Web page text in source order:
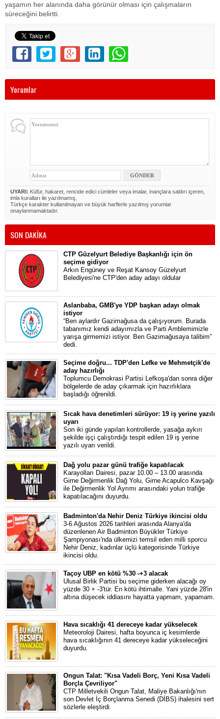
yaşamın her alanında daha görünür olması için çalışmaların
süreceğini belirtti.
Yorumlar
UYARI: Küfür, hakaret, rencide edici cümleler veya imalar, inançlara saldırı içeren,
imla kuralları ile yazılmamış,
Türkçe karakter kullanılmayan ve büyük harflerle yazılmış yorumlar
onaylanmamaktadır.
SON DAKİKA
CTP Güzelyurt Belediye Başkanlığı için ön
seçime gidiyor
Arkın Engüney ve Reşat Kansoy Güzelyurt
Belediyesi'ne CTP'den aday adayı oldular
Aslanbaba, GMB'ye YDP başkan adayı olmak
istiyor
“Ben aylardır Gazimağusa da çalışıyorum. Burada
tabanımız kendi adayımızla ve Parti Amblemimizle
yarışa girmemizi istiyor. Ben Gazimağusaya talibim”
dedi.
Seçime doğru... TDP'den Lefke ve Mehmetçik'de
aday hazırlığı
Toplumcu Demokrasi Partisi Lefkoşa'dan sonra diğer
bölgelerde de aday çıkarmak için hazırlıklara
başladığı öğrenildi.
Sıcak hava denetimleri sürüyor: 19 iş yerine yazılı
uyarı
Son iki günde yapılan kontrollerde, yasağa aykırı
şekilde işçi çalıştırdığı tespit edilen 19 iş yerine
yazılı uyarı verildi.
Dağ yolu pazar günü trafiğe kapatılacak
Karayolları Dairesi, pazar 10.00 – 13.00 arasında
Girne Değirmenlik Dağ Yolu, Girne Acapulco Kavşağı
ile Değirmenlik Yol Ayrımı arasındaki yolun trafiğe
kapatılacağını duyurdu.
Badminton'da Nehir Deniz Türkiye ikincisi oldu
3-6 Ağustos 2026 tarihleri arasında Alanya'da
düzenlenen Air Badminton Büyükler Türkiye
Şampiyonası'nda ülkemizi temsil eden milli sporcu
Nehir Deniz, kadınlar üçlü kategorisinde Türkiye
ikincisi oldu.
Taçoy UBP en kötü %30 -+3 alacak
Ulusal Birlik Partisi bu seçime giderken alacağı oy
yüzde 30 + -3'tür. En kötü ihtimalle. Yani yüzde 28'in
altına düşecek iddiasını hayatta yapmam, yapamam.
Hava sıcaklığı 41 dereceye kadar yükselecek
Meteoroloji Dairesi, hafta boyunca iç kesimlerde
hava sıcaklığının 41 dereceye kadar yükseleceğini
duyurdu.
Ongun Talat: "Kısa Vadeli Borç, Yeni Kısa Vadeli
Borçla Çevriliyor"
CTP Milletvekili Ongun Talat, Maliye Bakanlığı'nın
son Devlet İç Borçlanma Senedi (DİBS) ihalesini sert
sözlerle eleştirdi.